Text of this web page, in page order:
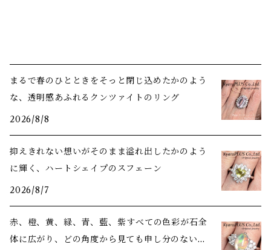
まるで春のひとときをそっと閉じ込めたかのよう
な、透明感あふれるクンツァイトのリング
2026/8/8
抑えきれない想いがそのまま溢れ出したかのよう
に輝く、ハートシェイプのスフェーン
2026/8/7
赤、橙、黄、緑、青、藍、紫――すべての色彩が石全
体に広がり、どの角度から見ても申し分のない美